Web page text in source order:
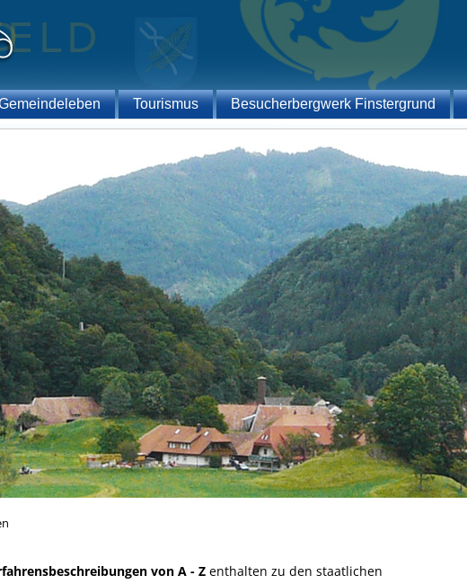
Tourismus Besucherbergwerk Finstergrund
von A - Z enthalten zu den staatlichen